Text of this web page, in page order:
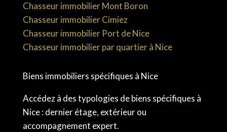
Chasseur immobilier Mont Boron
Chasseur immobilier Cimiez
Chasseur immobilier Port de Nice
Chasseur immobilier par quartier à Nice
Biens immobiliers spécifiques à Nice
Accédez à des typologies de biens spécifiques à
Nice : dernier étage, extérieur ou
accompagnement expert.